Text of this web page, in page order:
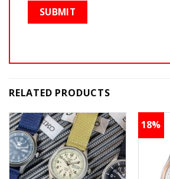
RELATED PRODUCTS
18%